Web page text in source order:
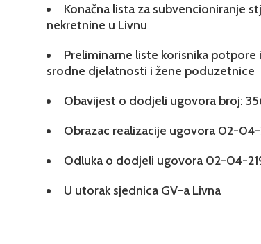
Konačna lista za subvencioniranje
nekretnine u Livnu
Preliminarne liste korisnika
srodne djelatnosti i žene poduzetnice
Obavijest o dodjeli ugovora broj:
Obrazac realizacije ugovora 02-
Odluka o dodjeli ugovora 02-04-
U utorak sjednica GV-a Livna